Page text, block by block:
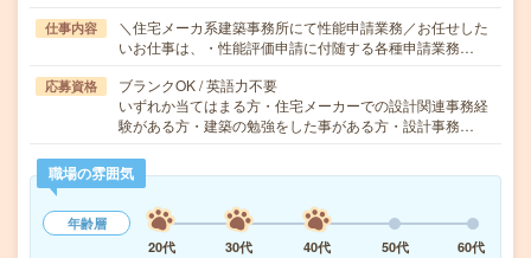
仕事内容
＼住宅メーカ系建築事務所にて性能申請業務／お任せした
いお仕事は、・性能評価申請に付随する各種申請業務…
応募資格
ブランクOK / 英語力不要
いずれか当てはまる方・住宅メーカーでの設計関連事務経
験がある方・建築の勉強をした事がある方・設計事務…
職場の雰囲気
年齢層
20代
30代 40代 50代
60代